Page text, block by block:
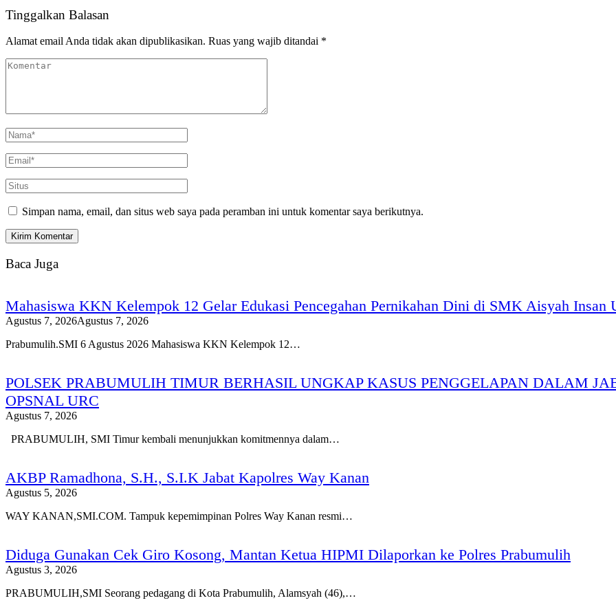
Tinggalkan Balasan
Alamat email Anda tidak akan dipublikasikan. Ruas yang wajib ditandai *
Simpan nama, email, dan situs web saya pada peramban ini untuk komentar saya berikutnya.
Baca Juga
Mahasiswa KKN Kelempok 12 Gelar Edukasi Pencegahan Pernikahan Dini di SMK Aisyah Insan
Agustus 7, 2026Agustus 7, 2026
Prabumulih.SMI 6 Agustus 2026 Mahasiswa KKN Kelempok 12…
POLSEK PRABUMULIH TIMUR BERHASIL UNGKAP KASUS PENGGELAPAN DALAM
OPSNAL URC
Agustus 7, 2026
PRABUMULIH, SMI Timur kembali menunjukkan komitmennya dalam…
AKBP Ramadhona, S.H., S.I.K Jabat Kapolres Way Kanan
Agustus 5, 2026
WAY KANAN,SMI.COM. Tampuk kepemimpinan Polres Way Kanan resmi…
Diduga Gunakan Cek Giro Kosong, Mantan Ketua HIPMI Dilaporkan ke Polres Prabumulih
Agustus 3, 2026
PRABUMULIH,SMI Seorang pedagang di Kota Prabumulih, Alamsyah (46),…